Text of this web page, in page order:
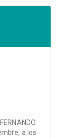
a los